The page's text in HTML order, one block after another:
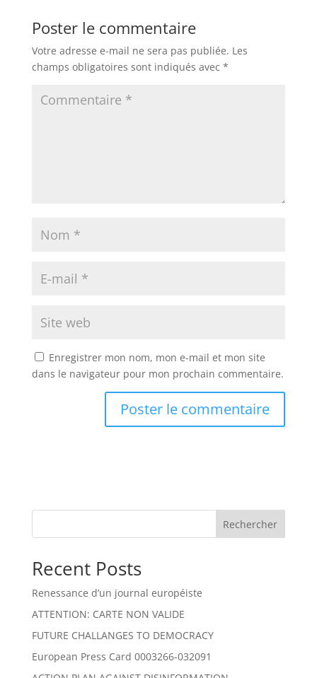
Poster le commentaire
Votre adresse e-mail ne sera pas publiée. Les
champs obligatoires sont indiqués avec *
Enregistrer mon nom, mon e-mail et mon site
dans le navigateur pour mon prochain commentaire.
Rechercher
Recent Posts
Renessance d’un journal européiste
ATTENTION: CARTE NON VALIDE
FUTURE CHALLANGES TO DEMOCRACY
European Press Card 0003266-032091